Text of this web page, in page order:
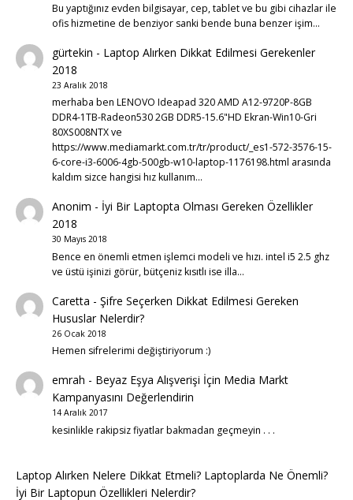
Bu yaptığınız evden bilgisayar, cep, tablet ve bu gibi cihazlar ile
ofis hizmetine de benziyor sanki bende buna benzer işim…
gürtekin - Laptop Alırken Dikkat Edilmesi Gerekenler
2018
23 Aralık 2018
merhaba ben LENOVO Ideapad 320 AMD A12-9720P-8GB
DDR4-1TB-Radeon530 2GB DDR5-15.6"HD Ekran-Win10-Gri
80XS008NTX ve
https://www.mediamarkt.com.tr/tr/product/_es1-572-3576-15-
6-core-i3-6006-4gb-500gb-w10-laptop-1176198.html arasında
kaldım sizce hangisi hız kullanım…
Anonim - İyi Bir Laptopta Olması Gereken Özellikler
2018
30 Mayıs 2018
Bence en önemli etmen işlemci modeli ve hızı. intel i5 2.5 ghz
ve üstü işinizi görür, bütçeniz kısıtlı ise illa…
Caretta - Şifre Seçerken Dikkat Edilmesi Gereken
Hususlar Nelerdir?
26 Ocak 2018
Hemen sifrelerimi değiştiriyorum :)
emrah - Beyaz Eşya Alışverişi İçin Media Markt
Kampanyasını Değerlendirin
14 Aralık 2017
kesinlikle rakipsiz fiyatlar bakmadan geçmeyin . . .
Laptop Alırken Nelere Dikkat Etmeli? Laptoplarda Ne Önemli?
İyi Bir Laptopun Özellikleri Nelerdir?